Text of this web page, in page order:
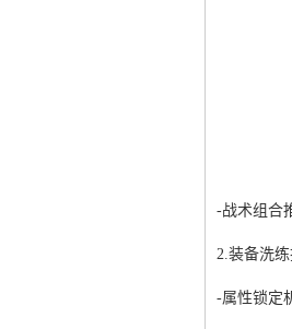
-战术组合
2.装备洗练
-属性锁定